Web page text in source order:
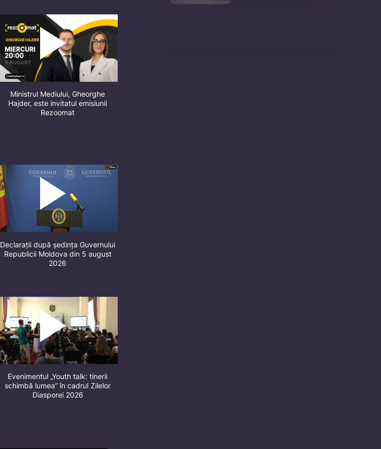
Ministrul Mediului, Gheorghe
Hajder, este invitatul emisiunii
Rezoomat
Declarații după ședința Guvernului
Republicii Moldova din 5 august
2026
Evenimentul „Youth talk: tinerii
schimbă lumea” în cadrul Zilelor
Diasporei 2026